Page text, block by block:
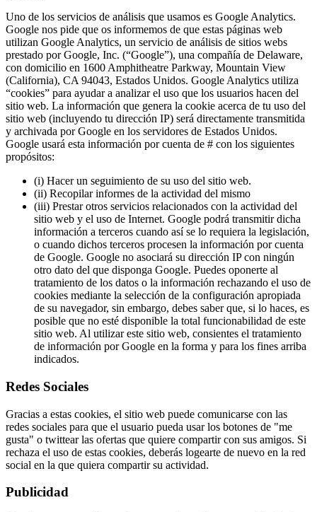
Uno de los servicios de análisis que usamos es Google Analytics.
Google nos pide que os informemos de que estas páginas web
utilizan Google Analytics, un servicio de análisis de sitios webs
prestado por Google, Inc. (“Google”), una compañía de Delaware,
con domicilio en 1600 Amphitheatre Parkway, Mountain View
(California), CA 94043, Estados Unidos. Google Analytics utiliza
“cookies” para ayudar a analizar el uso que los usuarios hacen del
sitio web. La información que genera la cookie acerca de tu uso del
sitio web (incluyendo tu dirección IP) será directamente transmitida
y archivada por Google en los servidores de Estados Unidos.
Google usará esta información por cuenta de # con los siguientes
propósitos:
(i) Hacer un seguimiento de su uso del sitio web.
(ii) Recopilar informes de la actividad del mismo
(iii) Prestar otros servicios relacionados con la actividad del
sitio web y el uso de Internet. Google podrá transmitir dicha
información a terceros cuando así se lo requiera la legislación,
o cuando dichos terceros procesen la información por cuenta
de Google. Google no asociará su dirección IP con ningún
otro dato del que disponga Google. Puedes oponerte al
tratamiento de los datos o la información rechazando el uso de
cookies mediante la selección de la configuración apropiada
de su navegador, sin embargo, debes saber que, si lo haces, es
posible que no esté disponible la total funcionabilidad de este
sitio web. Al utilizar este sitio web, consientes el tratamiento
de información por Google en la forma y para los fines arriba
indicados.
Redes Sociales
Gracias a estas cookies, el sitio web puede comunicarse con las
redes sociales para que el usuario pueda usar los botones de "me
gusta" o twittear las ofertas que quiere compartir con sus amigos. Si
rechaza el uso de estas cookies, deberás logearte de nuevo en la red
social en la que quiera compartir su actividad.
Publicidad